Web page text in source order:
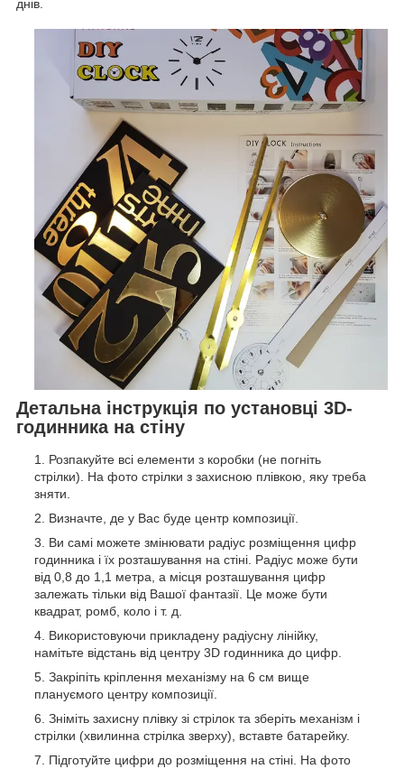
днів.
Детальна інструкція по установці 3D-
годинника на стіну
Розпакуйте всі елементи з коробки (не погніть
стрілки). На фото стрілки з захисною плівкою, яку треба
зняти.
Визначте, де у Вас буде центр композиції.
Ви самі можете змінювати радіус розміщення цифр
годинника і їх розташування на стіні. Радіус може бути
від 0,8 до 1,1 метра, а місця розташування цифр
залежать тільки від Вашої фантазії. Це може бути
квадрат, ромб, коло і т. д.
Використовуючи прикладену радіусну лінійку,
намітьте відстань від центру 3D годинника до цифр.
Закріпіть кріплення механізму на 6 см вище
плануємого центру композиції.
Зніміть захисну плівку зі стрілок та зберіть механізм і
стрілки (хвилинна стрілка зверху), вставте батарейку.
Підготуйте цифри до розміщення на стіні. На фото